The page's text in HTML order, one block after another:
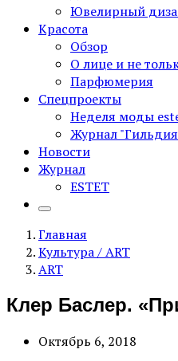
Ювелирный
Красота
Обзор
О лице и не
Парфюмерия
Спецпроекты
Неделя моды
Журнал
Новости
Журнал
ESTET
Главная
Культура / ART
ART
Клер Баслер.
Октябрь 6, 2018